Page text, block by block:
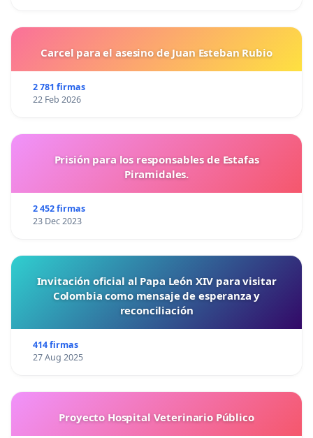
Carcel para el asesino de Juan Esteban Rubio
2 781 firmas
22 Feb 2026
Prisión para los responsables de Estafas
Piramidales.
2 452 firmas
23 Dec 2023
Invitación oficial al Papa León XIV para visitar
Colombia como mensaje de esperanza y
reconciliación
414 firmas
27 Aug 2025
Proyecto Hospital Veterinario Público